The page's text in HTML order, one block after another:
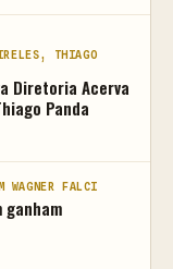
THIAGO
Diretoria Acerva
Panda
FALCI